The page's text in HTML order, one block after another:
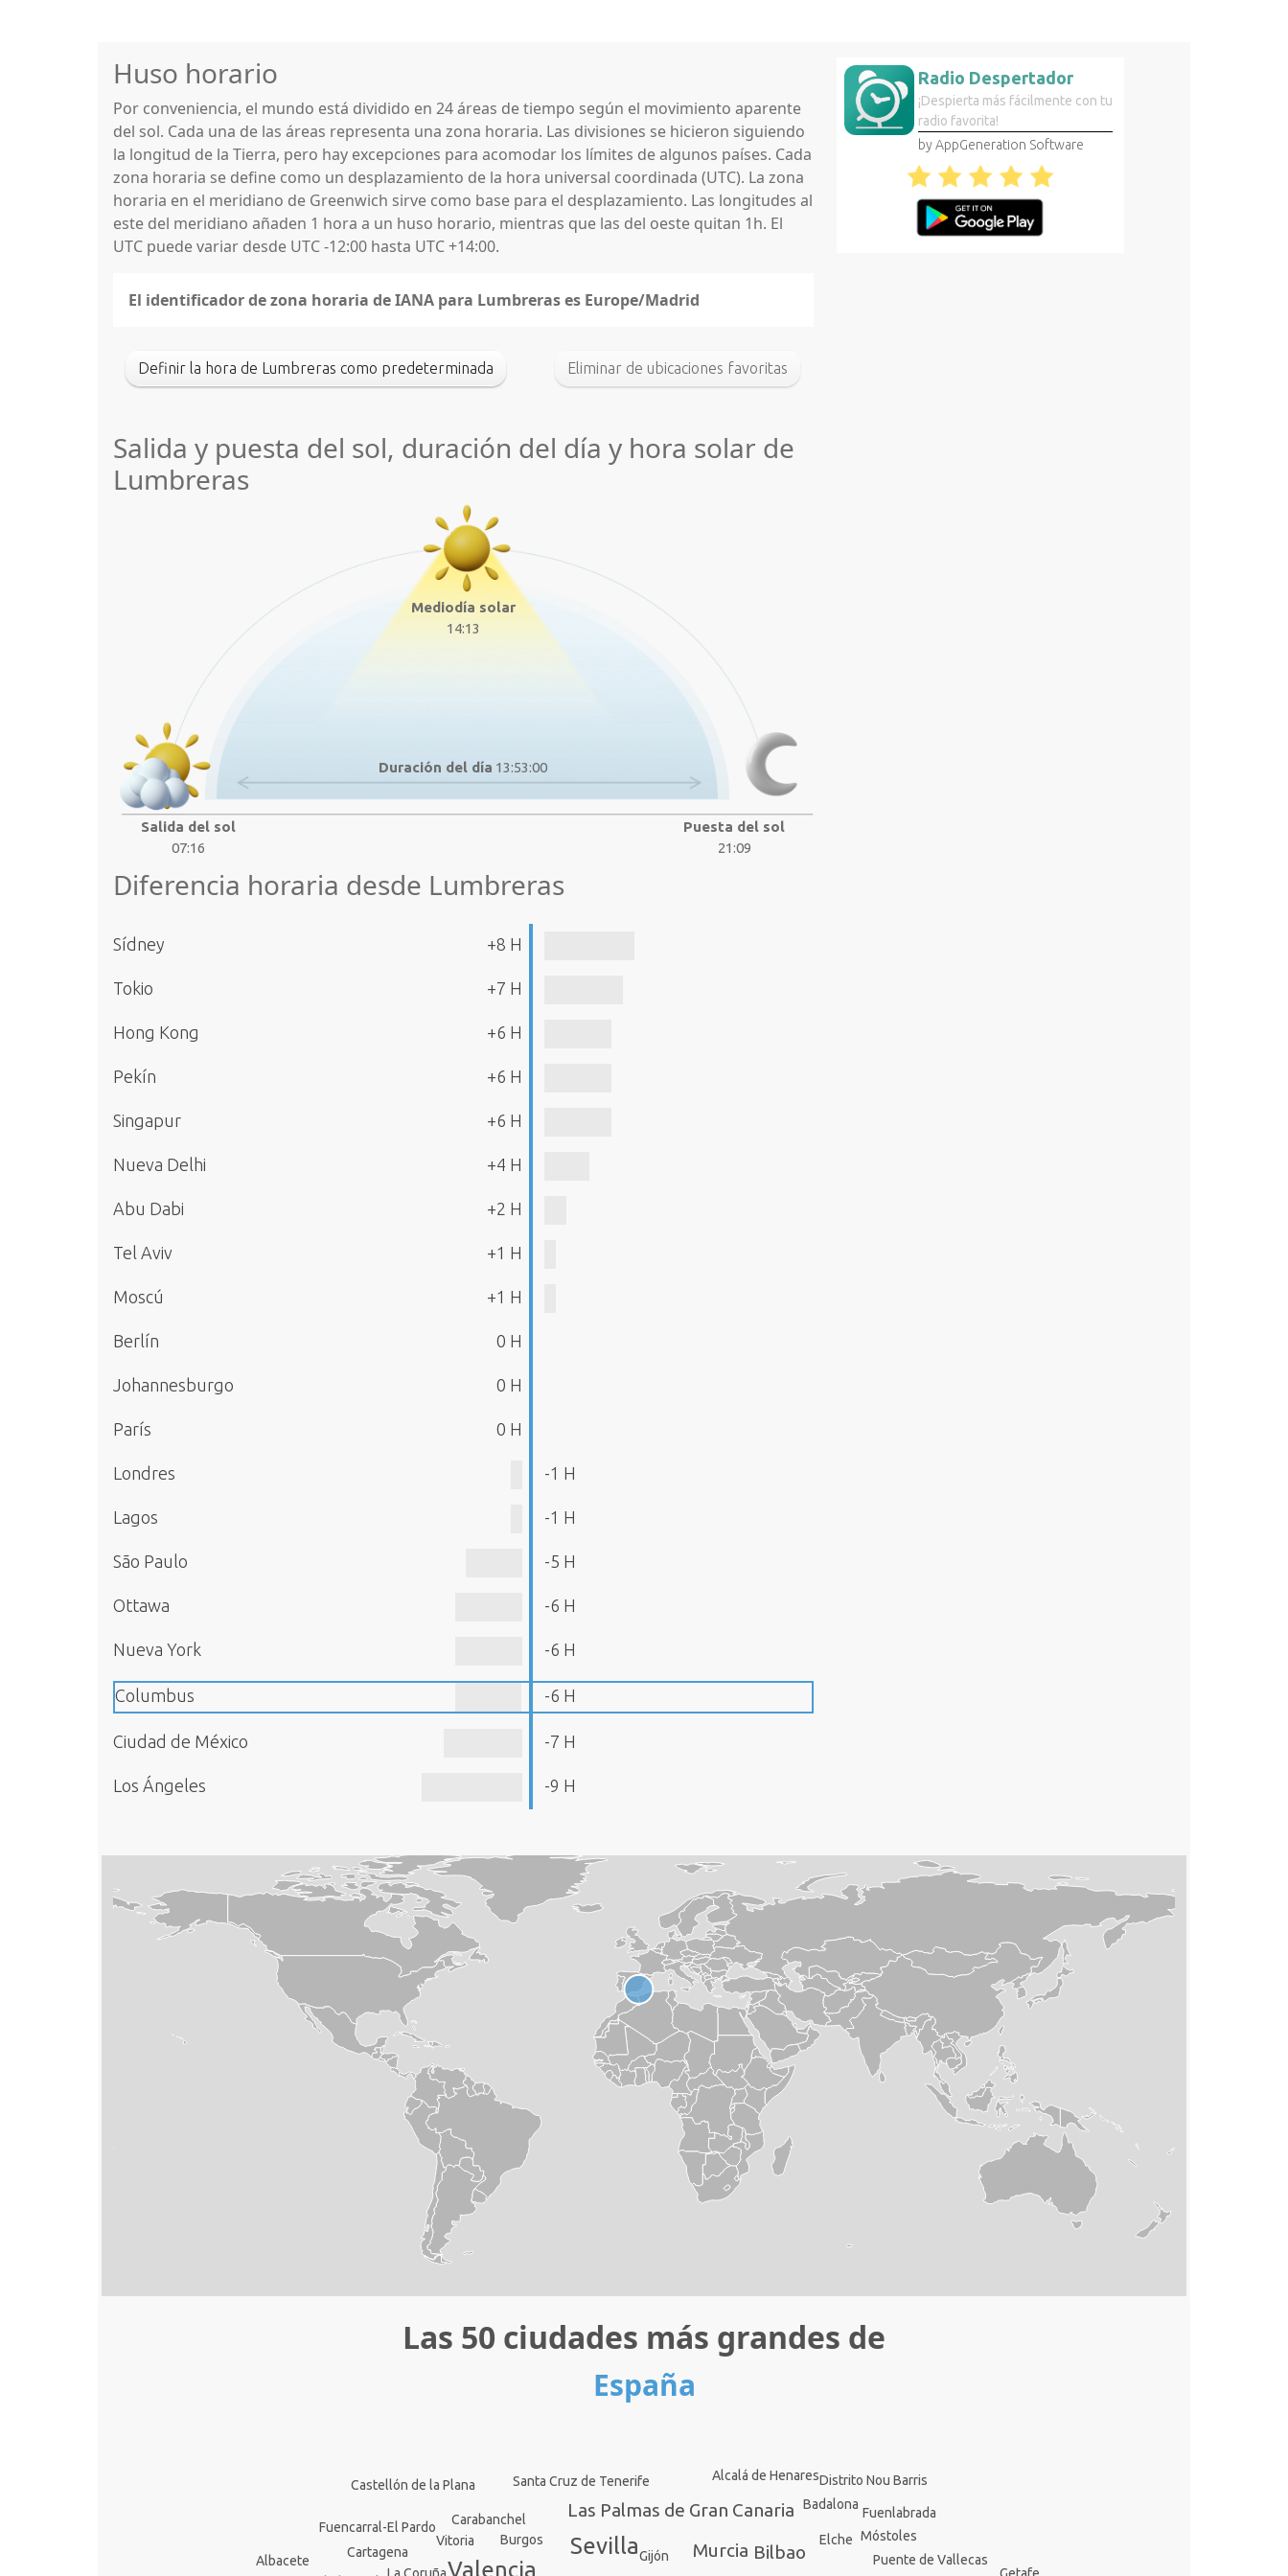
Huso horario
Por conveniencia, el mundo está dividido en 24 áreas de tiempo según el movimiento aparente
del sol. Cada una de las áreas representa una zona horaria. Las divisiones se hicieron siguiendo
la longitud de la Tierra, pero hay excepciones para acomodar los límites de algunos países. Cada
zona horaria se define como un desplazamiento de la hora universal coordinada (UTC). La zona
horaria en el meridiano de Greenwich sirve como base para el desplazamiento. Las longitudes al
este del meridiano añaden 1 hora a un huso horario, mientras que las del oeste quitan 1h. El
UTC puede variar desde UTC -12:00 hasta UTC +14:00.
El identificador de zona horaria de IANA para Lumbreras es Europe/Madrid
Definir la hora de Lumbreras como predeterminada Eliminar de ubicaciones favoritas
Salida y puesta del sol, duración del día y hora solar de
Lumbreras
Mediodía solar
14:13
Duración del día 13:53:00
Salida del sol
07:16
Puesta del sol
21:09
Diferencia horaria desde Lumbreras
Sídney +8 H
Tokio +7 H
Hong Kong +6 H
Pekín +6 H
Singapur +6 H
Nueva Delhi +4 H
Abu Dabi +2 H
Tel Aviv +1 H
Moscú +1 H
Berlín 0 H
Johannesburgo 0 H
París 0 H
Londres -1 H
Lagos -1 H
São Paulo -5 H
Ottawa -6 H
Nueva York -6 H
Columbus -6 H
Ciudad de México -7 H
Los Ángeles -9 H
Radio Despertador
¡Despierta más fácilmente con tu
radio favorita!
by AppGeneration Software
Las 50 ciudades más grandes de
España
Valencia
Sevilla Murcia
Las Palmas de Gran Canaria
Bilbao
Gijón
Carabanchel
Puente de Vallecas
Vitoria Elche
Santa Cruz de Tenerife
Fuencarral-El Pardo
Badalona
Cartagena
Móstoles
Alcalá de Henares
Fuenlabrada
Castellón de la Plana
Burgos
Albacete
Distrito Nou Barris